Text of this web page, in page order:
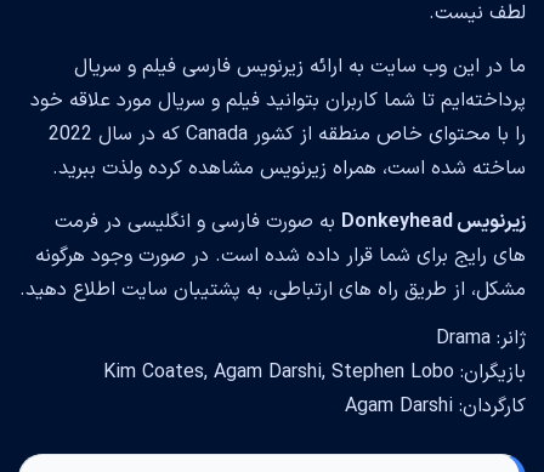
لطف نیست.
ما در این وب سایت به ارائه زیرنویس فارسی فیلم و سریال
پرداخته‌ایم تا شما کاربران بتوانید فیلم و سریال مورد علاقه خود
را با محتوای خاص منطقه از کشور Canada که در سال 2022
ساخته شده است، همراه زیرنویس مشاهده کرده ولذت ببرید.
زیرنویس Donkeyhead
به صورت فارسی و انگلیسی در فرمت
های رایج برای شما قرار داده شده است. در صورت وجود هرگونه
مشکل، از طریق راه های ارتباطی، به پشتیبان سایت اطلاع دهید.
ژانر: Drama
بازیگران: Kim Coates, Agam Darshi, Stephen Lobo
کارگردان: Agam Darshi